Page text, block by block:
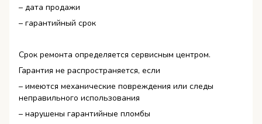
– дата продажи
– гарантийный срок
Срок ремонта определяется сервисным центром.
Гарантия не распространяется, если
– имеются механические повреждения или следы
неправильного использования
– нарушены гарантийные пломбы